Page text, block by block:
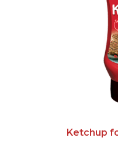
Ketchup